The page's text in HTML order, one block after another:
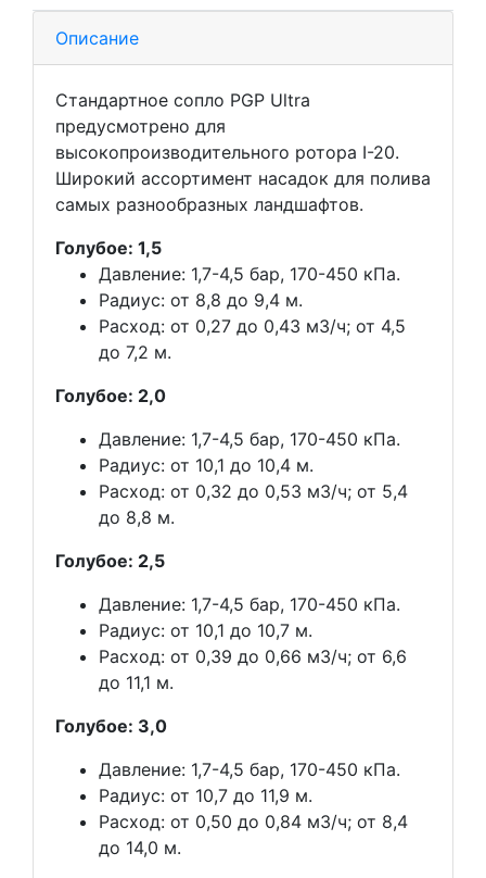
Описание
Стандартное сопло PGP Ultra
предусмотрено для
высокопроизводительного ротора I-20.
Широкий ассортимент насадок для полива
самых разнообразных ландшафтов.
Голубое: 1,5
Давление: 1,7-4,5 бар, 170-450 кПа.
Радиус: от 8,8 до 9,4 м.
Расход: от 0,27 до 0,43 м3/ч; от 4,5
до 7,2 м.
Голубое: 2,0
Давление: 1,7-4,5 бар, 170-450 кПа.
Радиус: от 10,1 до 10,4 м.
Расход: от 0,32 до 0,53 м3/ч; от 5,4
до 8,8 м.
Голубое: 2,5
Давление: 1,7-4,5 бар, 170-450 кПа.
Радиус: от 10,1 до 10,7 м.
Расход: от 0,39 до 0,66 м3/ч; от 6,6
до 11,1 м.
Голубое: 3,0
Давление: 1,7-4,5 бар, 170-450 кПа.
Радиус: от 10,7 до 11,9 м.
Расход: от 0,50 до 0,84 м3/ч; от 8,4
до 14,0 м.